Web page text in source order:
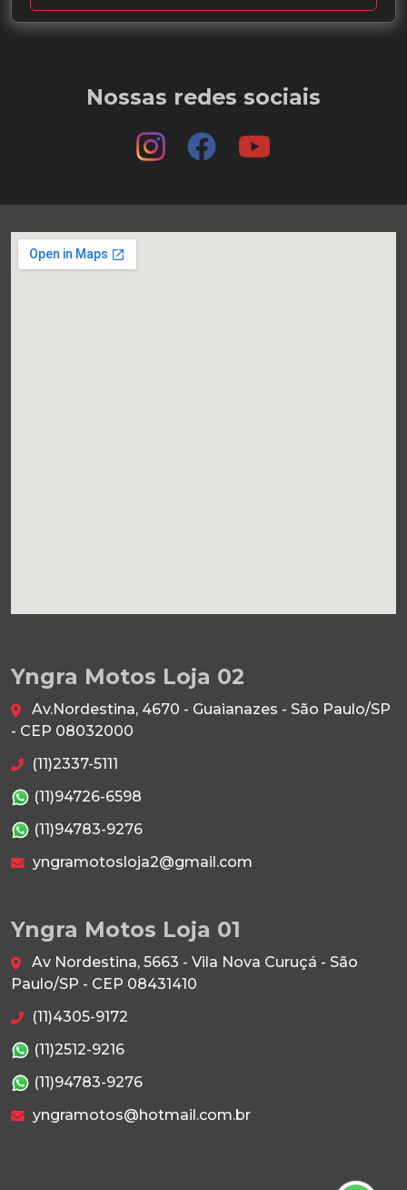
Nossas redes sociais
Yngra Motos Loja 02
Av.Nordestina, 4670 - Guaianazes - São Paulo/SP
- CEP 08032000
(11)2337-5111
(11)94726-6598
(11)94783-9276
yngramotosloja2@gmail.com
Yngra Motos Loja 01
Av Nordestina, 5663 - Vila Nova Curuçá - São
Paulo/SP - CEP 08431410
(11)4305-9172
(11)2512-9216
(11)94783-9276
yngramotos@hotmail.com.br